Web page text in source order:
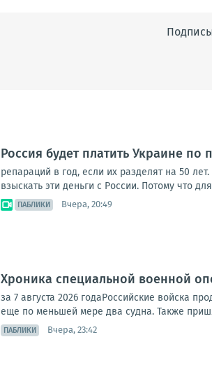
Россия будет платить Украине
репараций в год, если их разделят на 50
взыскать эти деньги с России. Потому что
ПАБЛИКИ Вчера, 20:49
Хроника специальной военной
за 7 августа 2026 годаРоссийские войска
еще по меньшей мере два судна. Также
ПАБЛИКИ Вчера, 23:42